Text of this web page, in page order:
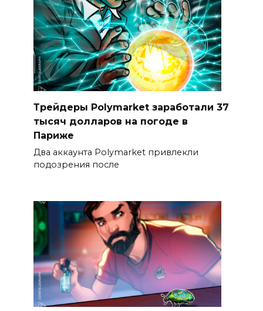
Трейдеры Polymarket заработали 37
тысяч долларов на погоде в
Париже
Два аккаунта Polymarket привлекли
подозрения после